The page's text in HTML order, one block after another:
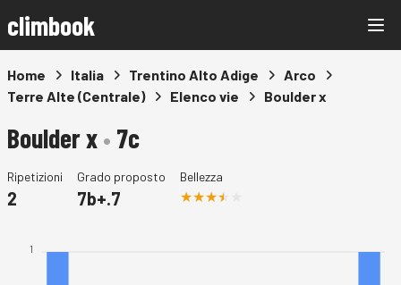
climbook
Home Italia Trentino Alto Adige
Arco
Terre Alte (Centrale)
Elenco vie Boulder x
Boulder x• 7c
Ripetizioni
2
Grado proposto
7b+.7
Bellezza
1